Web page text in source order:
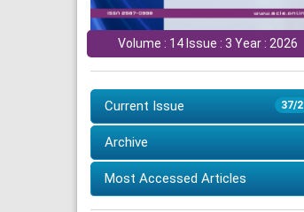
Volume : 14 Issue : 3 Year : 2026
37/2
Current Issue
Archive
Most Accessed Articles